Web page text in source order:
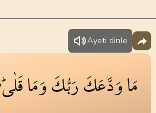
Ayeti dinle
مَاوَدَّعَكَرَبُّكَوَمَاقَلٰىۜ